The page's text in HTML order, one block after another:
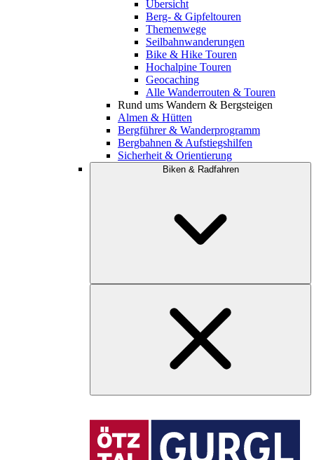
Übersicht
Berg- & Gipfeltouren
Themenwege
Seilbahnwanderungen
Bike & Hike Touren
Hochalpine Touren
Geocaching
Alle Wanderrouten & Touren
Rund ums Wandern & Bergsteigen
Almen & Hütten
Bergführer & Wanderprogramm
Bergbahnen & Aufstiegshilfen
Sicherheit & Orientierung
Biken & Radfahren